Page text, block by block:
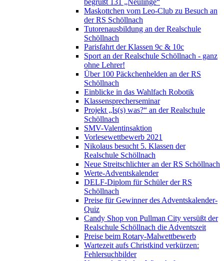
begrüßt 131 „Neulinge“
Maskottchen vom Leo-Club zu Besuch an
der RS Schöllnach
Tutorenausbildung an der Realschule
Schöllnach
Parisfahrt der Klassen 9c & 10c
Sport an der Realschule Schöllnach - ganz
ohne Lehrer!
Über 100 Päckchenhelden an der RS
Schöllnach
Einblicke in das Wahlfach Robotik
Klassensprecherseminar
Projekt „Is(s) was?“ an der Realschule
Schöllnach
SMV-Valentinsaktion
Vorlesewettbewerb 2021
Nikolaus besucht 5. Klassen der
Realschule Schöllnach
Neue Streitschlichter an der RS Schöllnach
Werte-Adventskalender
DELF-Diplom für Schüler der RS
Schöllnach
Preise für Gewinner des Adventskalender-
Quiz
Candy Shop von Pullman City versüßt der
Realschule Schöllnach die Adventszeit
Preise beim Rotary-Malwettbewerb
Wartezeit aufs Christkind verkürzen:
Fehlersuchbilder